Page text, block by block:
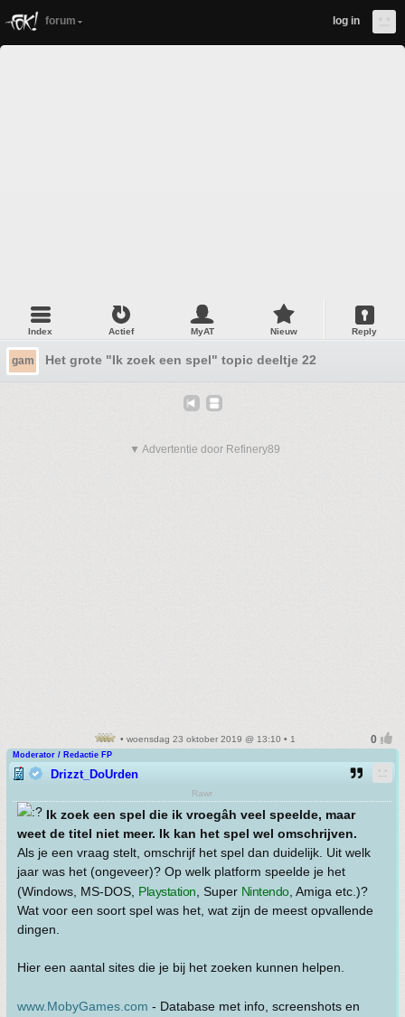
forum log in
Index Actief MyAT Nieuw Reply
gam Het grote "Ik zoek een spel" topic deeltje 22
▼ Advertentie door Refinery89
• woensdag 23 oktober 2019 @ 13:10 • 1
Moderator / Redactie FP
Drizzt_DoUrden
Rawr
Ik zoek een spel die ik vroegâh veel speelde, maar
weet de titel niet meer. Ik kan het spel wel omschrijven.
Als je een vraag stelt, omschrijf het spel dan duidelijk. Uit welk
jaar was het (ongeveer)? Op welk platform speelde je het
(Windows, MS-DOS, Playstation , Super Nintendo, Amiga etc.)?
Wat voor een soort spel was het, wat zijn de meest opvallende
dingen.
Hier een aantal sites die je bij het zoeken kunnen helpen.
www.MobyGames.com - Database met info, screenshots en